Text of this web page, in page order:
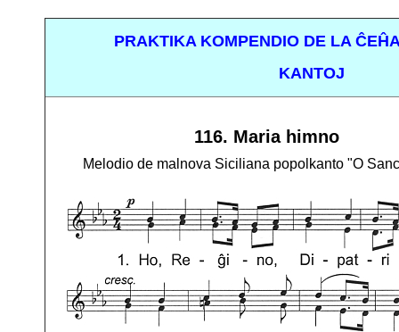
PRAKTIKA KOMPENDIO DE LA
KANTOJ
116. Maria himno
Melodio de malnova Siciliana popolkanto "O